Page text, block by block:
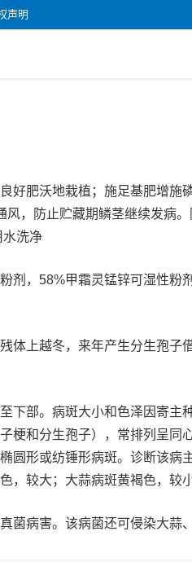
声明
好肥沃地栽植；施足基肥增施
，防止贮藏期鳞茎继续发病
水洗净
剂，58%甲霜灵锰锌可湿性粉
体上越冬，来年产生分生孢子
下部。病斑大小和色泽因寄主
梗和分生孢子），常排列呈同
圆形或纺锤形病斑。诊断该病
，较大；大蒜病斑黄褐色，较
菌病害。该病菌还可侵染大蒜